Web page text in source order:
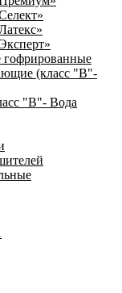
гофрированные
(класс "В"-
"В"- Вода